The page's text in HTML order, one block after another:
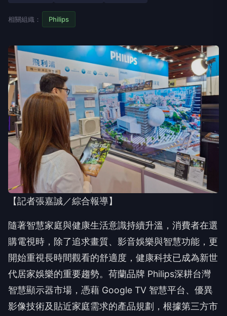
相關組織： Philips
【記者張嘉誠／綜合報導】
隨著智慧家庭與健康生活意識持續升溫，消費者在選
購電視時，除了追求畫質、影音娛樂與智慧功能，更
開始重視長時間觀看的舒適度，健康科技已成為新世
代居家娛樂的重要趨勢。荷蘭品牌 Philips深耕台灣
智慧顯示器市場，憑藉 Google TV 智慧平台、優異
影像技術及貼近家庭需求的產品規劃，根據第三方市